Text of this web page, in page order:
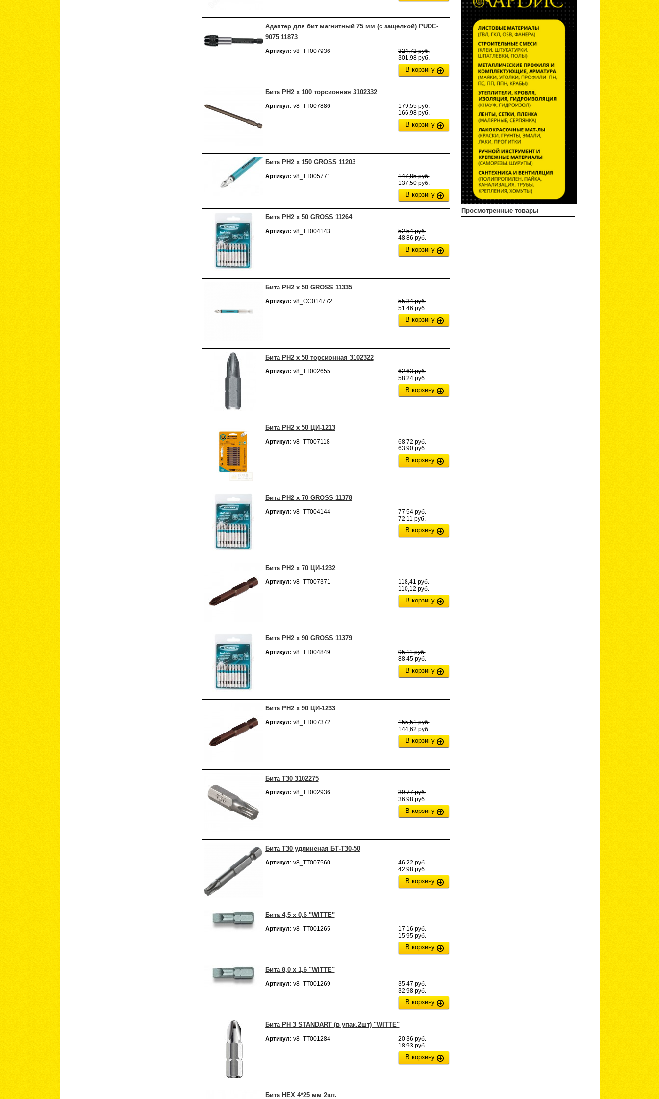
Просмотренные товары
Адаптер для бит магнитный 75 мм (с защелкой) PUDE-
9075 11873
Артикул: v8_ТТ007936
324,72 руб.
301,98 руб.
В корзину
Бита РН2 х 100 торсионная 3102332
Артикул: v8_ТТ007886
179,55 руб.
166,98 руб.
В корзину
Бита РН2 х 150 GROSS 11203
Артикул: v8_ТТ005771
147,85 руб.
137,50 руб.
В корзину
Бита РН2 х 50 GROSS 11264
Артикул: v8_ТТ004143
52,54 руб.
48,86 руб.
В корзину
Бита РН2 х 50 GROSS 11335
Артикул: v8_СС014772
55,34 руб.
51,46 руб.
В корзину
Бита РН2 х 50 торсионная 3102322
Артикул: v8_ТТ002655
62,63 руб.
58,24 руб.
В корзину
Бита РН2 х 50 ЦИ-1213
Артикул: v8_ТТ007118
68,72 руб.
63,90 руб.
В корзину
Бита РН2 х 70 GROSS 11378
Артикул: v8_ТТ004144
77,54 руб.
72,11 руб.
В корзину
Бита РН2 х 70 ЦИ-1232
Артикул: v8_ТТ007371
118,41 руб.
110,12 руб.
В корзину
Бита РН2 х 90 GROSS 11379
Артикул: v8_ТТ004849
95,11 руб.
88,45 руб.
В корзину
Бита РН2 х 90 ЦИ-1233
Артикул: v8_ТТ007372
155,51 руб.
144,62 руб.
В корзину
Бита Т30 3102275
Артикул: v8_ТТ002936
39,77 руб.
36,98 руб.
В корзину
Бита Т30 удлиненая БТ-Т30-50
Артикул: v8_ТТ007560
46,22 руб.
42,98 руб.
В корзину
Бита 4,5 x 0,6 "WITTE"
Артикул: v8_ТТ001265
17,16 руб.
15,95 руб.
В корзину
Бита 8,0 x 1,6 "WITTE"
Артикул: v8_ТТ001269
35,47 руб.
32,98 руб.
В корзину
Бита PH 3 STANDART (в упак.2шт) "WITTE"
Артикул: v8_ТТ001284
20,36 руб.
18,93 руб.
В корзину
Бита НЕХ 4*25 мм 2шт.